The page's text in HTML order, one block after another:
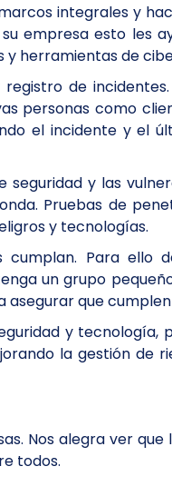
integrales y
empresa esto les
herramientas de
de
personas como
el incidente y el
y las
Pruebas de
y tecnologías.
Para ello
un grupo
asegurar que
y tecnología,
la gestión de
Nos alegra ver que
todos.